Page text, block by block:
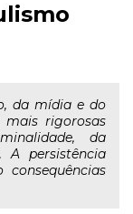
da mídia e do
rigorosas
da
A persistência